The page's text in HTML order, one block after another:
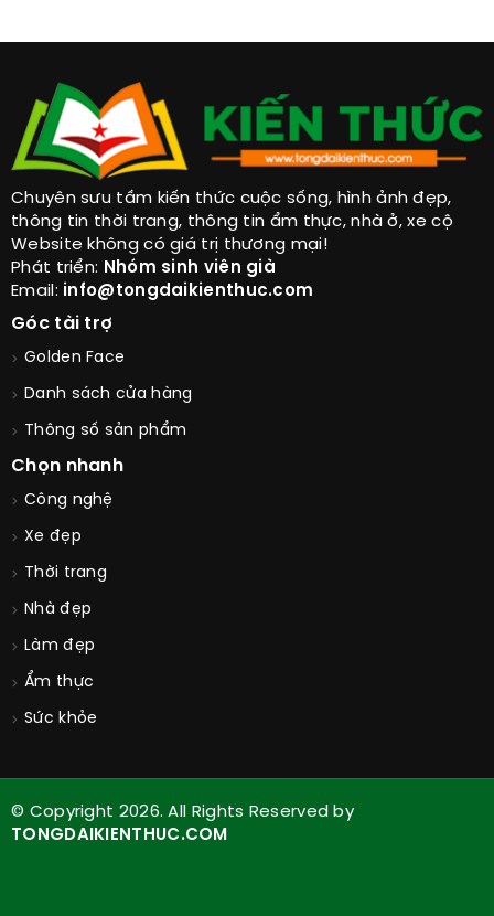
Chuyên sưu tầm kiến thức cuộc sống, hình ảnh đẹp,
thông tin thời trang, thông tin ẩm thực, nhà ở, xe cộ
Website không có giá trị thương mại!
Phát triển: Nhóm sinh viên già
Email: info@tongdaikienthuc.com
Góc tài trợ
Golden Face
Danh sách cửa hàng
Thông số sản phẩm
Chọn nhanh
Công nghệ
Xe đẹp
Thời trang
Nhà đẹp
Làm đẹp
Ẩm thực
Sức khỏe
© Copyright 2026. All Rights Reserved by
TONGDAIKIENTHUC.COM